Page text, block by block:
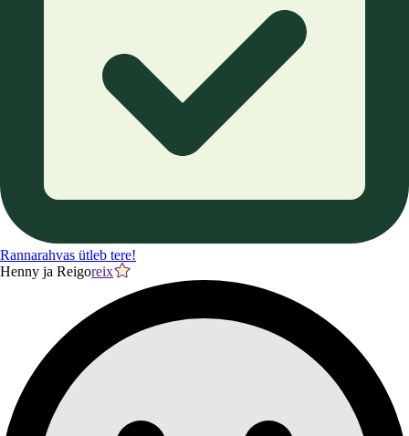
Rannarahvas ütleb tere!
Henny ja Reigoreix